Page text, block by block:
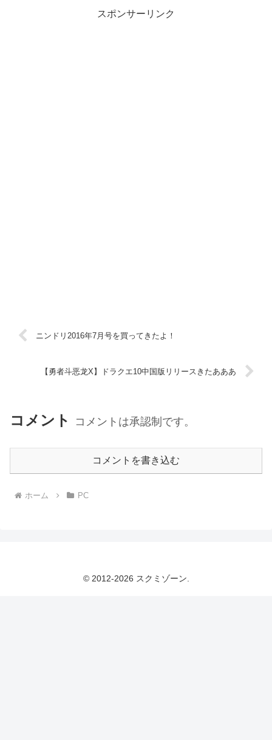
スポンサーリンク
ニンドリ2016年7月号を買ってきたよ！
【勇者斗恶龙X】ドラクエ10中国版リリースきたあああ
コメント コメントは承認制です。
コメントを書き込む
ホーム PC
© 2012-2026 スクミゾーン.